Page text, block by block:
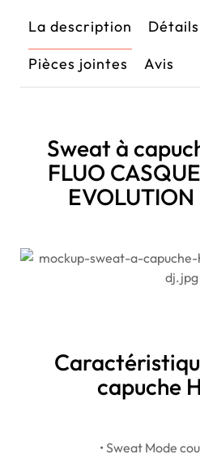
La description
Pièces jointes
Avis
Sweat à
FLUO
capuche
• Sweat Mode